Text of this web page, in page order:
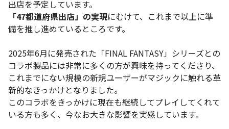
出店を予定しています。
「47都道府県出店」の実現にむけて、これまで以上に準
備を推し進めているところです。
2025年6月に発売された「FINAL FANTASY」シリーズとの
コラボ製品には非常に多くの方が興味を持ってくださり、
これまでにない規模の新規ユーザーがマジックに触れる革
新的なきっかけとなりました。
このコラボをきっかけに現在も継続してプレイしてくれて
いる方も多く、今なお大きな影響を実感しています。